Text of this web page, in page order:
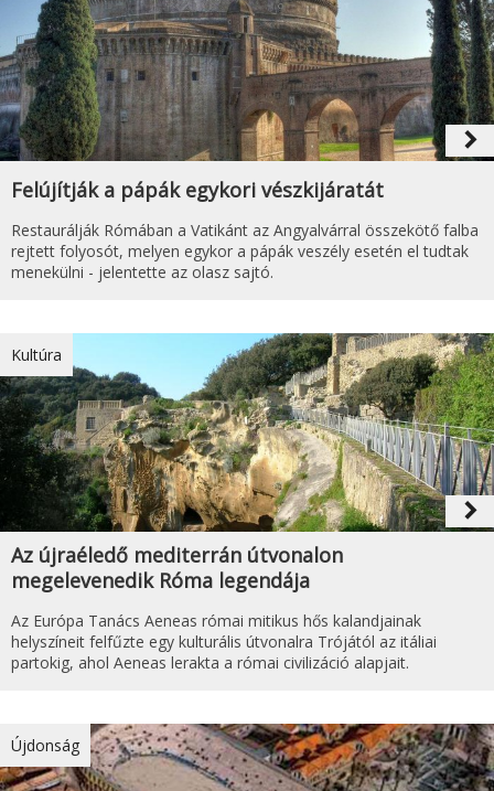
navigate_next
Felújítják a pápák egykori vészkijáratát
Restaurálják Rómában a Vatikánt az Angyalvárral összekötő falba
rejtett folyosót, melyen egykor a pápák veszély esetén el tudtak
menekülni - jelentette az olasz sajtó.
Kultúra
navigate_next
Az újraéledő mediterrán útvonalon
megelevenedik Róma legendája
Az Európa Tanács Aeneas római mitikus hős kalandjainak
helyszíneit felfűzte egy kulturális útvonalra Trójától az itáliai
partokig, ahol Aeneas lerakta a római civilizáció alapjait.
Újdonság